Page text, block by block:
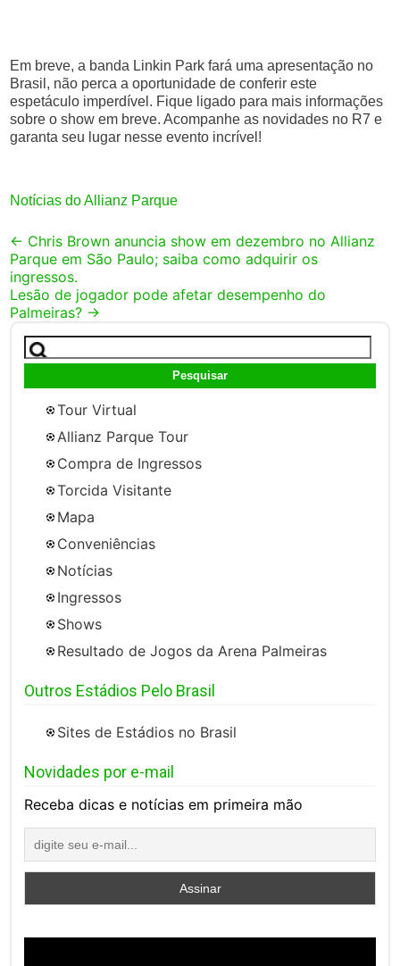
Em breve, a banda Linkin Park fará uma apresentação no
Brasil, não perca a oportunidade de conferir este
espetáculo imperdível. Fique ligado para mais informações
sobre o show em breve. Acompanhe as novidades no R7 e
garanta seu lugar nesse evento incrível!
Notícias do Allianz Parque
Post
navigation
← Chris Brown anuncia show em dezembro no Allianz
Parque em São Paulo; saiba como adquirir os
ingressos.
Lesão de jogador pode afetar desempenho do
Palmeiras? →
Pesquisar
por:
Tour Virtual
Allianz Parque Tour
Compra de Ingressos
Torcida Visitante
Mapa
Conveniências
Notícias
Ingressos
Shows
Resultado de Jogos da Arena Palmeiras
Outros Estádios Pelo Brasil
Sites de Estádios no Brasil
Novidades por e-mail
Receba dicas e notícias em primeira mão